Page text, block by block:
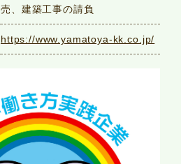
売、建築工事の請負
https://www.yamatoya-kk.co.jp/